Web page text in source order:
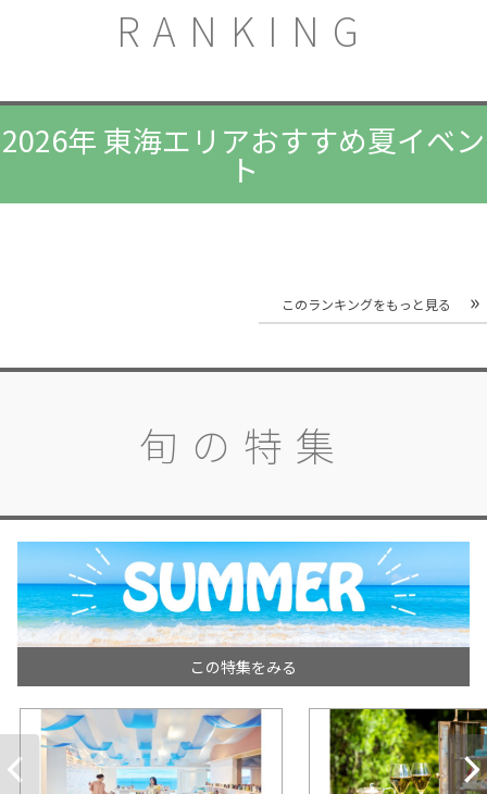
RANKING
2026年 東海エリアおすすめ夏イベン
ト
このランキングをもっと見る
旬の特集
この特集をみる